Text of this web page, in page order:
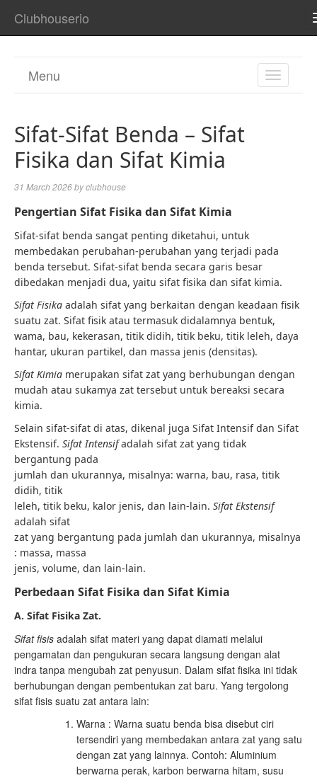
Clubhouserio
TOGGLE
Menu
Sifat-Sifat Benda – Sifat
Fisika dan Sifat Kimia
31 March 2026byclubhouse
Pengertian Sifat Fisika dan Sifat Kimia
Sifat-sifat benda sangat penting diketahui, untuk
membedakan perubahan-perubahan yang terjadi pada
benda tersebut. Sifat-sifat benda secara garis besar
dibedakan menjadi dua, yaitu sifat fisika dan sifat kimia.
Sifat Fisika adalah sifat yang berkaitan dengan keadaan fisik
suatu zat. Sifat fisik atau termasuk didalamnya bentuk,
wama, bau, kekerasan, titik didih, titik beku, titik leleh, daya
hantar, ukuran partikel, dan massa jenis (densitas).
Sifat Kimia merupakan sifat zat yang berhubungan dengan
mudah atau sukamya zat tersebut untuk bereaksi secara
kimia.
Selain sifat-sifat di atas, dikenal juga Sifat Intensif dan Sifat
Ekstensif. Sifat Intensifadalah sifat zat yang tidak
bergantung pada
jumlah dan ukurannya, misalnya: warna, bau, rasa, titik
didih, titik
leleh, titik beku, kalor jenis, dan lain-lain. Sifat Ekstensif
adalah sifat
zat yang bergantung pada jumlah dan ukurannya, misalnya
: massa, massa
jenis, volume, dan lain-lain.
Perbedaan Sifat Fisika dan Sifat Kimia
A. Sifat Fisika Zat.
Sifat fisis adalah sifat materi yang dapat diamati melalui
pengamatan dan pengukuran secara langsung dengan alat
indra tanpa mengubah zat penyusun. Dalam sifat fisika ini tidak
berhubungan dengan pembentukan zat baru. Yang tergolong
sifat fisis suatu zat antara lain:
Warna : Warna suatu benda bisa disebut ciri
tersendiri yang membedakan antara zat yang satu
dengan zat yang lainnya. Contoh: Aluminium
berwarna perak, karbon berwarna hitam, susu